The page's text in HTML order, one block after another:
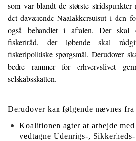
som var blandt de største stridspunkter
det daværende Naalakkersuisut i den
også behandlet i aftalen. Der skal
fiskeriråd, der løbende skal
fiskeripolitiske spørgsmål. Derudover
bedre rammer for erhvervslivet
selskabsskatten.
Derudover kan følgende nævnes fra
Koalitionen agter at arbejde
vedtagne Udenrigs-,